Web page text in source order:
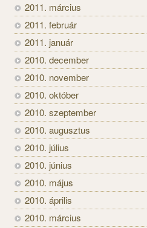
2011. március
2011. február
2011. január
2010. december
2010. november
2010. október
2010. szeptember
2010. augusztus
2010. július
2010. június
2010. május
2010. április
2010. március